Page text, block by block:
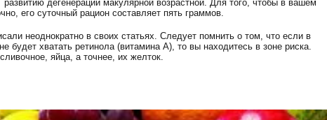
развитию дегенерации макулярной возрастной. Для того, чтобы в вашем
его суточный рацион составляет пять граммов.
неоднократно в своих статьях. Следует помнить о том, что если в
будет хватать ретинола (витамина А), то вы находитесь в зоне риска.
яйца, а точнее, их желток.